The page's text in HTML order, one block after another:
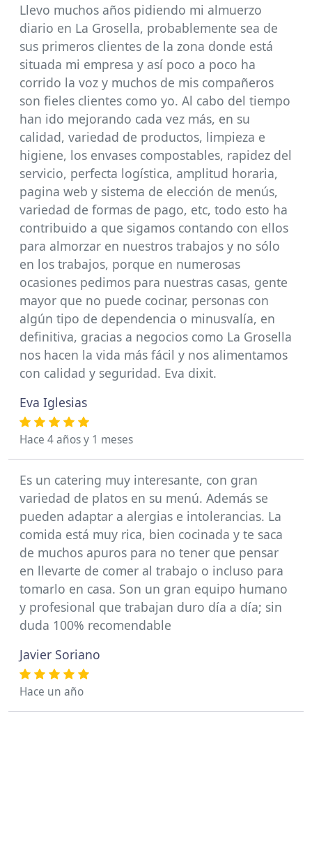
Llevo muchos años pidiendo mi almuerzo
diario en La Grosella, probablemente sea de
sus primeros clientes de la zona donde está
situada mi empresa y así poco a poco ha
corrido la voz y muchos de mis compañeros
son fieles clientes como yo. Al cabo del tiempo
han ido mejorando cada vez más, en su
calidad, variedad de productos, limpieza e
higiene, los envases compostables, rapidez del
servicio, perfecta logística, amplitud horaria,
pagina web y sistema de elección de menús,
variedad de formas de pago, etc, todo esto ha
contribuido a que sigamos contando con ellos
para almorzar en nuestros trabajos y no sólo
en los trabajos, porque en numerosas
ocasiones pedimos para nuestras casas, gente
mayor que no puede cocinar, personas con
algún tipo de dependencia o minusvalía, en
definitiva, gracias a negocios como La Grosella
nos hacen la vida más fácil y nos alimentamos
con calidad y seguridad. Eva dixit.
Eva Iglesias
Hace 4 años y 1 meses
Es un catering muy interesante, con gran
variedad de platos en su menú. Además se
pueden adaptar a alergias e intolerancias. La
comida está muy rica, bien cocinada y te saca
de muchos apuros para no tener que pensar
en llevarte de comer al trabajo o incluso para
tomarlo en casa. Son un gran equipo humano
y profesional que trabajan duro día a día; sin
duda 100% recomendable
Javier Soriano
Hace un año